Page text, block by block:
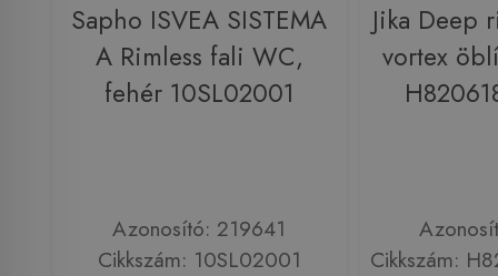
Sapho ISVEA SISTEMA
A Rimless fali WC,
fehér 10SL02001
Azonosító: 219641
Cikkszám: 10SL02001
Jika Deep
vortex
Cikkszám: